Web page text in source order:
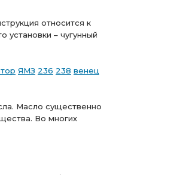
относится к
– чугунный
ЯМЗ 236 238 венец
Масло существенно
Во многих